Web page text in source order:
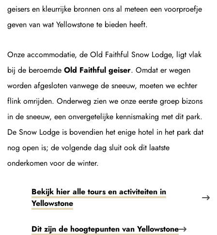
geisers en kleurrijke bronnen ons al meteen een voorproefje
geven van wat Yellowstone te bieden heeft.
Onze accommodatie, de Old Faithful Snow Lodge, ligt vlak
bij de beroemde Old Faithful geiser. Omdat er wegen
worden afgesloten vanwege de sneeuw, moeten we echter
flink omrijden. Onderweg zien we onze eerste groep bizons
in de sneeuw, een onvergetelijke kennismaking met dit park.
De Snow Lodge is bovendien het enige hotel in het park dat
nog open is; de volgende dag sluit ook dit laatste
onderkomen voor de winter.
Bekijk hier alle tours en activiteiten in
Yellowstone
Dit zijn de hoogtepunten van Yellowstone